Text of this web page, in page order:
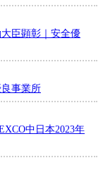
臣顕彰｜安全優
事業所
中日本2023年